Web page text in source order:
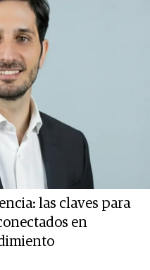
las claves para
en